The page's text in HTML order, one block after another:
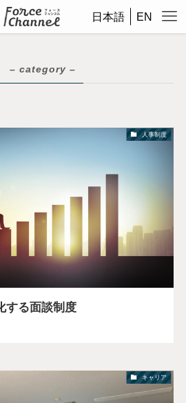
日本語 EN
– category –
人事制度
する面談制度
キャリア